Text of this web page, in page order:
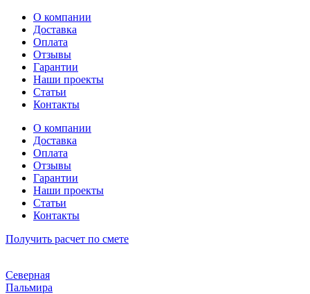
Перейти
содержимому
О компании
Доставка
Оплата
Отзывы
Гарантии
Наши проекты
Статьи
Контакты
О компании
Доставка
Оплата
Отзывы
Гарантии
Наши проекты
Статьи
Контакты
Получить расчет по смете
Северная
Пальмира